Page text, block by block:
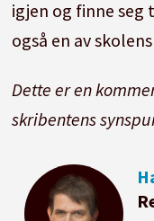
igjen og finne
også en av
Dette er en
skribentens